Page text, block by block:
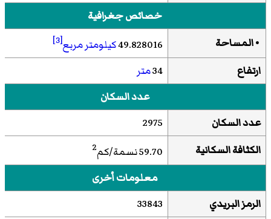
خصائص جغرافية
• المساحة
49.828016كيلومتر مربع[3]
ارتفاع 34متر
عدد السكان
عدد السكان
2975
الكثافة السكانية
59.70 نسمة/كم 2
معلومات أخرى
الرمز البريدي
33843